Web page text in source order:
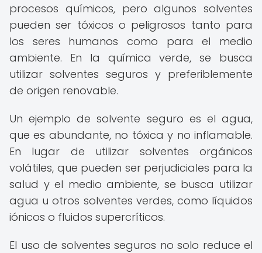
procesos químicos, pero algunos solventes
pueden ser tóxicos o peligrosos tanto para
los seres humanos como para el medio
ambiente. En la química verde, se busca
utilizar solventes seguros y preferiblemente
de origen renovable.
Un ejemplo de solvente seguro es el agua,
que es abundante, no tóxica y no inflamable.
En lugar de utilizar solventes orgánicos
volátiles, que pueden ser perjudiciales para la
salud y el medio ambiente, se busca utilizar
agua u otros solventes verdes, como líquidos
iónicos o fluidos supercríticos.
El uso de solventes seguros no solo reduce el